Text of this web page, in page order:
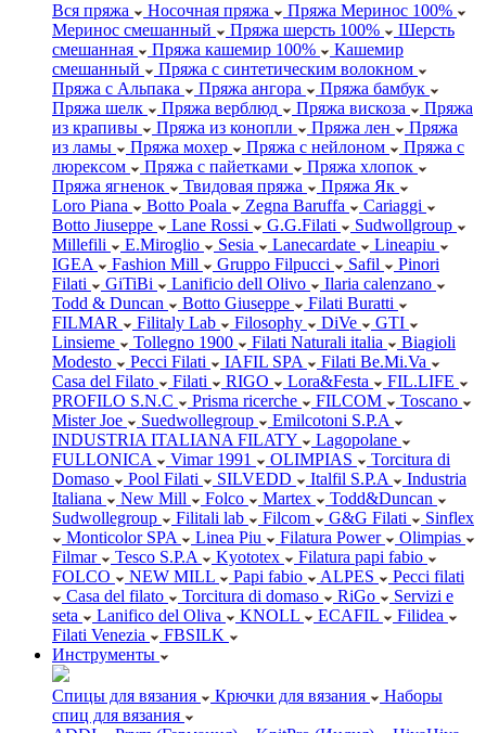
Вся пряжа Носочная пряжа
Пряжа Меринос 100%
Меринос смешанный
Пряжа шерсть 100%
Шерсть
смешанная
Пряжа кашемир 100%
Кашемир
смешанный
Пряжа с синтетическим волокном
Пряжа с Альпака
Пряжа ангора
Пряжа бамбук
Пряжа шелк
Пряжа верблюд Пряжа вискоза
Пряжа
из крапивы
Пряжа из конопли Пряжа лен
Пряжа
из ламы
Пряжа мохер Пряжа с нейлоном
Пряжа с
люрексом
Пряжа с пайетками
Пряжа хлопок
Пряжа ягненок
Твидовая пряжа
Пряжа Як
Loro Piana
Botto Poala Zegna Baruffa
Cariaggi
Botto Jiuseppe
Lane Rossi G.G.Filati
Sudwollgroup
Millefili
E.Miroglio Sesia Lanecardate
Lineapiu
IGEA
Fashion Mill Gruppo Filpucci Safil
Pinori
Filati
GiTiBi Lanificio dell Olivo
Ilaria calenzano
Todd & Duncan
Botto Giuseppe
Filati Buratti
FILMAR
Filitaly Lab Filosophy DiVe
GTI
Linsieme
Tollegno 1900 Filati Naturali italia
Biagioli
Modesto
Pecci Filati IAFIL SPA
Filati Be.Mi.Va
Casa del Filato
Filati RIGO Lora&Festa
FIL.LIFE
PROFILO S.N.C
Prisma ricerche FILCOM
Toscano
Mister Joe
Suedwollegroup
Emilcotoni S.P.A
INDUSTRIA ITALIANA FILATY
Lagopolane
FULLONICA
Vimar 1991 OLIMPIAS
Torcitura di
Domaso
Pool Filati SILVEDD Italfil S.P.A
Industria
Italiana
New Mill Folco Martex
Todd&Duncan
Sudwollegroup
Filitali lab Filcom G&G Filati
Sinflex
Monticolor SPA
Linea Piu Filatura Power
Olimpias
Filmar
Tesco S.P.A Kyototex
Filatura papi fabio
FOLCO
NEW MILL Papi fabio ALPES
Pecci filati
Casa del filato
Torcitura di domaso RiGo
Servizi e
seta
Lanifico del Oliva KNOLL ECAFIL
Filidea
Filati Venezia
FBSILK
Инструменты
Спицы для вязания Крючки для вязания
Наборы
спиц для вязания